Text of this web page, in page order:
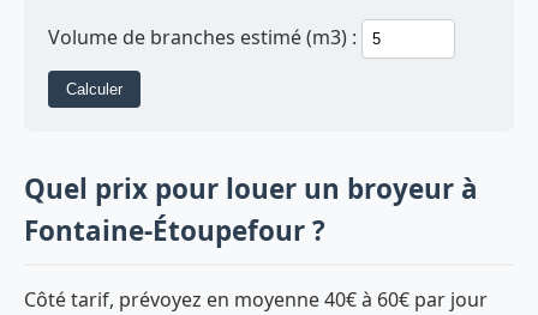
Volume de branches estimé (m3) :
Calculer
Quel prix pour louer un broyeur à
Fontaine-Étoupefour ?
Côté tarif, prévoyez en moyenne 40€ à 60€ par jour